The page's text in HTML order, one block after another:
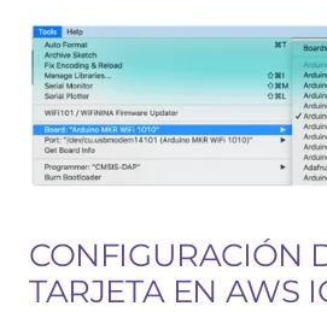
CONFIGURACIÓN
TARJETA EN AWS